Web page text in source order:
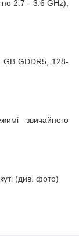
2.7 - 3.6 GHz),
GB GDDR5, 128-
звичайного
(див. фото)